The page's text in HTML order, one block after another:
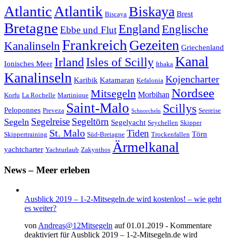
Atlantic Atlantik Biscaya Biskaya Brest
Bretagne Ebbe und Flut EnglandEnglische
Kanalinseln Frankreich Gezeiten Griechenland
Ionisches Meer Irland Isles of Scilly Ithaka Kanal
Kanalinseln Karibik Katamaran Kefalonia Kojencharter
Korfu La Rochelle Martinique Mitsegeln Morbihan Nordsee
Peloponnes Preveza Saint-Malo Schnorcheln Scillys Seereise
Segeln Segelreise Segeltörn Segelyacht Seychellen Skipper
Skippertraining St. Malo Süd-Bretagne Tiden Trockenfallen Törn
yachtcharter Yachturlaub Zakynthos Ärmelkanal
News – Meer erleben
Ausblick 2019 – 1-2-Mitsegeln.de wird kostenlos! – wie geht
es weiter?
von Andreas@12Mitsegeln auf 01.01.2019 - Kommentare
deaktiviert für Ausblick 2019 – 1-2-Mitsegeln.de wird